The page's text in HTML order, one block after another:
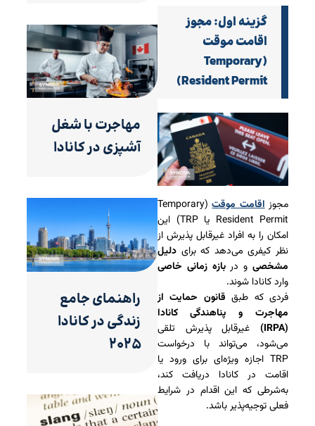
گزینه اول: مجوز
اقامت موقت
(Temporary
Resident Permit)
مجوزاقامت موقت (Temporary
Resident Permit یا TRP) این
امکان را به افراد غیرقابل پذیرش از
نظر کیفری می‌دهد که برای دلیل
مشخصیو دربازه زمانی خاصی
وارد کانادا شوند.
فردی که طبق قانون حمایت از
مهاجرت و پناهندگی کانادا
(IRPA)
غیرقابل پذیرش تلقی
می‌شود، می‌تواند با درخواست
TRP اجازه ویژه‌ای برای ورود یا
اقامت در کانادا دریافت کند،
به‌شرطی که این اقدام در شرایط
فعلی توجیه‌پذیر باشد.
مهاجرت با شغل
آشپزی در کانادا
راهنمای جامع
زندگی در کانادا
۲۰۲۵